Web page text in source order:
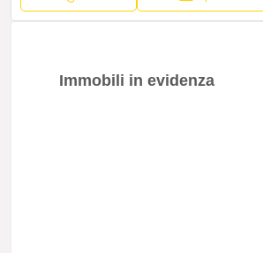
Immobili in evidenza